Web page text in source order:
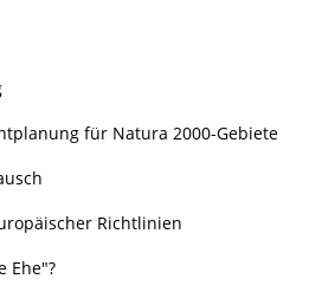
für Natura 2000-Gebiete
Richtlinien
Ehe"?